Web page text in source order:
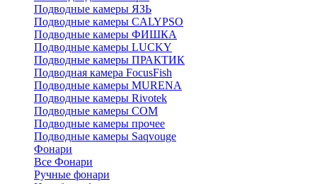
Подводные камеры ЯЗЬ
Подводные камеры CALYPSO
Подводные камеры ФИШКА
Подводные камеры LUCKY
Подводные камеры ПРАКТИК
Подводная камера FocusFish
Подводные камеры MURENA
Подводные камеры Rivotek
Подводные камеры СОМ
Подводные камеры прочее
Подводные камеры Saqvouge
Фонари
Все Фонари
Ручные фонари